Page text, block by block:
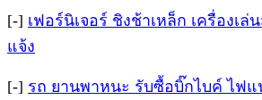
[-] เฟอร์นิเจอร์ ชิงช้าเหล็ก เครื่องเล่
แจ้ง
[-] รถ ยานพาหนะ รับซื้อบิ๊กไบค์ ไฟแ